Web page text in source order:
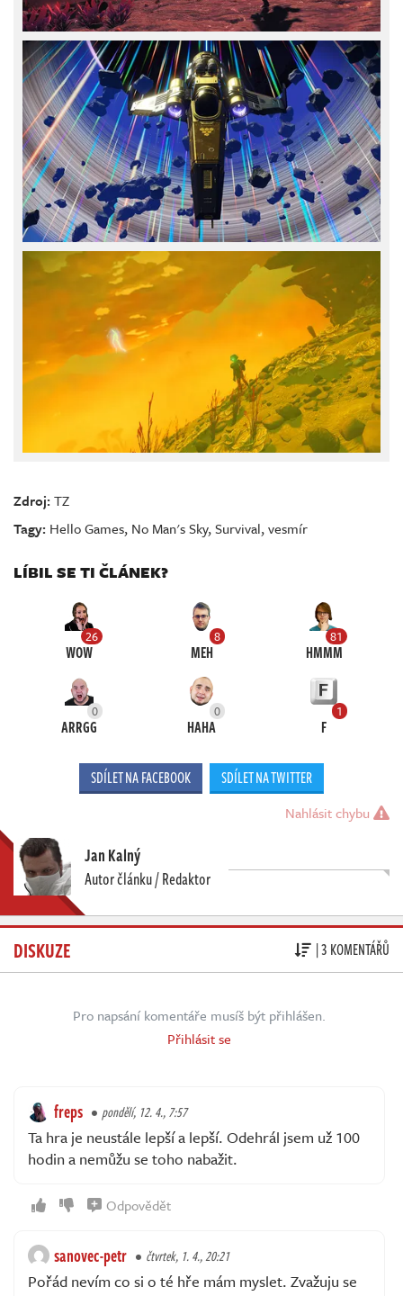
Zdroj:TZ
Tagy: Hello Games, No Man's Sky,Survival,vesmír
LÍBIL SE TI ČLÁNEK?
26
WOW
8
MEH
81
HMMM
0
ARRGG
0
HAHA
1
F
SDÍLET NA FACEBOOK SDÍLET NA TWITTER
Nahlásit chybu
Jan Kalný
Autor článku / Redaktor
DISKUZE | 3 KOMENTÁŘŮ
Pro napsání komentáře musíš být přihlášen.
Přihlásit se
freps pondělí, 12. 4., 7:57
Ta hra je neustále lepší a lepší. Odehrál jsem už 100
hodin a nemůžu se toho nabažit.
Odpovědět
sanovec-petr čtvrtek, 1. 4., 20:21
Pořád nevím co si o té hře mám myslet. Zvažuju se